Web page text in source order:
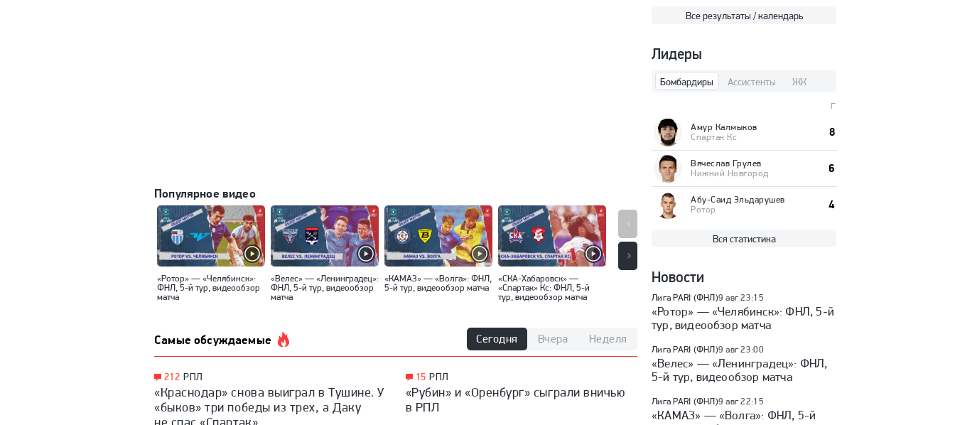
Популярное видео
«Ротор» — «Челябинск»:
ФНЛ, 5-й тур, видеообзор
матча
«Велес» — «Ленинградец»:
ФНЛ, 5-й тур, видеообзор
матча
«КАМАЗ» — «Волга»: ФНЛ,
5-й тур, видеообзор матча
«СКА-Хабаровск» —
«Спартак» Кс: ФНЛ, 5-й
тур, видеообзор матча
«Торпедо» — «Сочи»:
матча
Самые обсуждаемые Сегодня Вчера Неделя
212 РПЛ
«Краснодар» снова выиграл в Тушине. У
«быков» три победы из трех, а Даку
15 РПЛ
«Рубин» и «Оренбург» сыграли вничью
в РПЛ
Все результаты / календарь
Лидеры
Бомбардиры Ассистенты ЖК
Г
Амур Калмыков
Спартак Кс
8
Вячеслав Грулев
Нижний Новгород
6
Абу-Саид Эльдарушев
Ротор
4
Вся статистика
Новости
Лига PARI (ФНЛ)9 авг 23:15
«Ротор» — «Челябинск»: ФНЛ, 5-й
тур, видеообзор матча
Лига PARI (ФНЛ)9 авг 23:00
«Велес» — «Ленинградец»: ФНЛ,
5-й тур, видеообзор матча
Лига PARI (ФНЛ)9 авг 22:15
«КАМАЗ» — «Волга»: ФНЛ, 5-й